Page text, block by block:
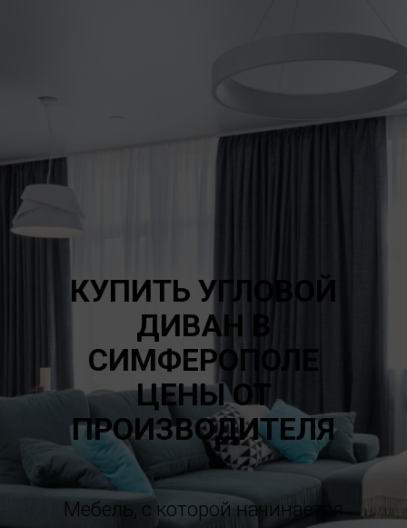
КУПИТЬ УГЛОВОЙ
ДИВАН В
СИМФЕРОПОЛЕ
ЦЕНЫ ОТ
ПРОИЗВОДИТЕЛЯ
Мебель, с которой начинается